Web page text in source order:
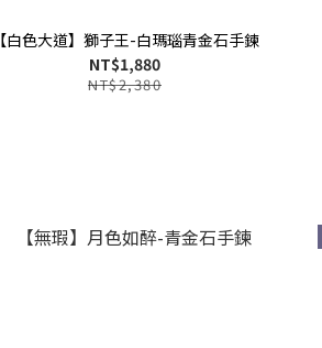
【白色大道】獅子王-白瑪瑙青金石手鍊
NT$1,880
NT$2,380